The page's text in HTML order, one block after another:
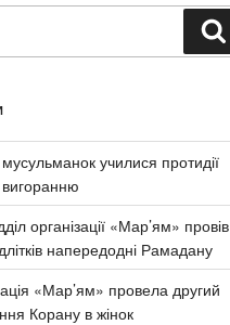
мусульманок училися протидії
організації «Мар’ям» провів
напередодні Рамадану
«Мар’ям» провела другий
Корану в жінок